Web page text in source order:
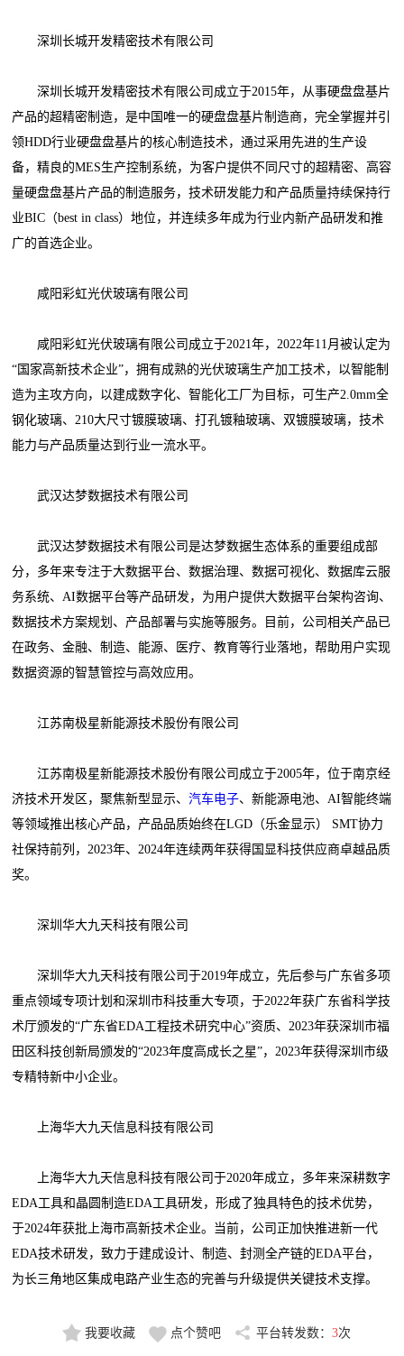
深圳长城开发精密技术有限公司
深圳长城开发精密技术有限公司成立于2015年，从事硬盘盘基片
产品的超精密制造，是中国唯一的硬盘盘基片制造商，完全掌握并引
领HDD行业硬盘盘基片的核心制造技术，通过采用先进的生产设
备，精良的MES生产控制系统，为客户提供不同尺寸的超精密、高容
量硬盘盘基片产品的制造服务，技术研发能力和产品质量持续保持行
业BIC（best in class）地位，并连续多年成为行业内新产品研发和推
广的首选企业。
咸阳彩虹光伏玻璃有限公司
咸阳彩虹光伏玻璃有限公司成立于2021年，2022年11月被认定为
“国家高新技术企业”，拥有成熟的光伏玻璃生产加工技术，以智能制
造为主攻方向，以建成数字化、智能化工厂为目标，可生产2.0mm全
钢化玻璃、210大尺寸镀膜玻璃、打孔镀釉玻璃、双镀膜玻璃，技术
能力与产品质量达到行业一流水平。
武汉达梦数据技术有限公司
武汉达梦数据技术有限公司是达梦数据生态体系的重要组成部
分，多年来专注于大数据平台、数据治理、数据可视化、数据库云服
务系统、AI数据平台等产品研发，为用户提供大数据平台架构咨询、
数据技术方案规划、产品部署与实施等服务。目前，公司相关产品已
在政务、金融、制造、能源、医疗、教育等行业落地，帮助用户实现
数据资源的智慧管控与高效应用。
江苏南极星新能源技术股份有限公司
江苏南极星新能源技术股份有限公司成立于2005年，位于南京经
济技术开发区，聚焦新型显示、汽车电子、新能源电池、AI智能终端
等领域推出核心产品，产品品质始终在LGD（乐金显示） SMT协力
社保持前列，2023年、2024年连续两年获得国显科技供应商卓越品质
奖。
深圳华大九天科技有限公司
深圳华大九天科技有限公司于2019年成立，先后参与广东省多项
重点领域专项计划和深圳市科技重大专项，于2022年获广东省科学技
术厅颁发的“广东省EDA工程技术研究中心”资质、2023年获深圳市福
田区科技创新局颁发的“2023年度高成长之星”，2023年获得深圳市级
专精特新中小企业。
上海华大九天信息科技有限公司
上海华大九天信息科技有限公司于2020年成立，多年来深耕数字
EDA工具和晶圆制造EDA工具研发，形成了独具特色的技术优势，
于2024年获批上海市高新技术企业。当前，公司正加快推进新一代
EDA技术研发，致力于建成设计、制造、封测全产链的EDA平台，
为长三角地区集成电路产业生态的完善与升级提供关键技术支撑。
我要收藏 点个赞吧 平台转发数： 3次